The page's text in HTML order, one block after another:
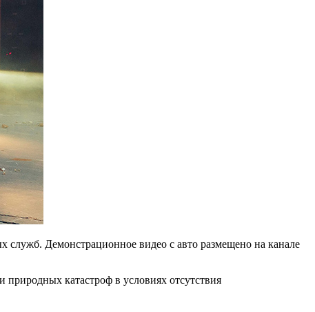
служб. Демонстрационное видео с авто размещено на канале
катастроф в условиях отсутствия